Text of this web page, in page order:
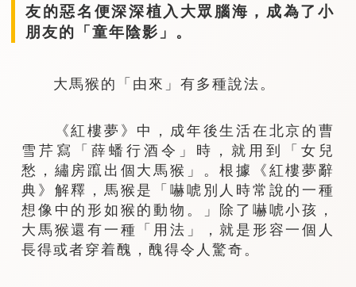
友的惡名便深深植入大眾腦海，成為了小
朋友的「童年陰影」。
大馬猴的「由來」有多種說法。
《紅樓夢》中，成年後生活在北京的曹
雪芹寫「薛蟠行酒令」時，就用到「女兒
愁，繡房躥出個大馬猴」。根據《紅樓夢辭
典》解釋，馬猴是「嚇唬別人時常說的一種
想像中的形如猴的動物。」除了嚇唬小孩，
大馬猴還有一種「用法」，就是形容一個人
長得或者穿着醜，醜得令人驚奇。